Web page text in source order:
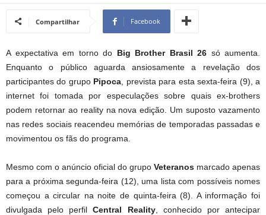
Compartilhar Facebook
A expectativa em torno do Big Brother Brasil 26 só aumenta.
Enquanto o público aguarda ansiosamente a revelação dos
participantes do grupo Pipoca , prevista para esta sexta-feira (9), a
internet foi tomada por especulações sobre quais ex-brothers
podem retornar ao reality na nova edição. Um suposto vazamento
nas redes sociais reacendeu memórias de temporadas passadas e
movimentou os fãs do programa.
Mesmo com o anúncio oficial do grupo Veteranos marcado apenas
para a próxima segunda-feira (12), uma lista com possíveis nomes
começou a circular na noite de quinta-feira (8). A informação foi
divulgada pelo perfilCentral Reality, conhecido por antecipar